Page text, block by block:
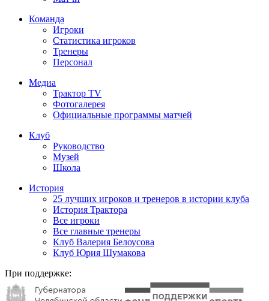
Команда
Игроки
Статистика игроков
Тренеры
Персонал
Медиа
Трактор TV
Фотогалерея
Официальные программы матчей
Клуб
Руководство
Музей
Школа
История
25 лучших игроков и тренеров в истории клуба
История Трактора
Все игроки
Все главные тренеры
Клуб Валерия Белоусова
Клуб Юрия Шумакова
При поддержке: